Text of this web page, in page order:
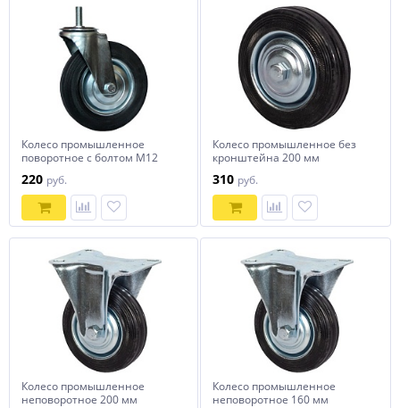
Колесо промышленное
поворотное с болтом М12
220 руб.
Колесо промышленное без
кронштейна 200 мм
310 руб.
Колесо промышленное
неповоротное 200 мм
Колесо промышленное
неповоротное 160 мм